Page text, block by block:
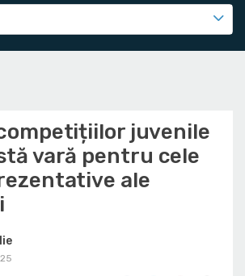
juvenile
vară pentru cele
ale